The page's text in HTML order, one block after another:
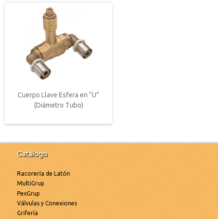
Cuerpo Llave Esfera en “U”
(Diámetro Tubo)
Catálogo
Racorería de Latón
MultiGrup
PexGrup
Válvulas y Conexiones
Grifería